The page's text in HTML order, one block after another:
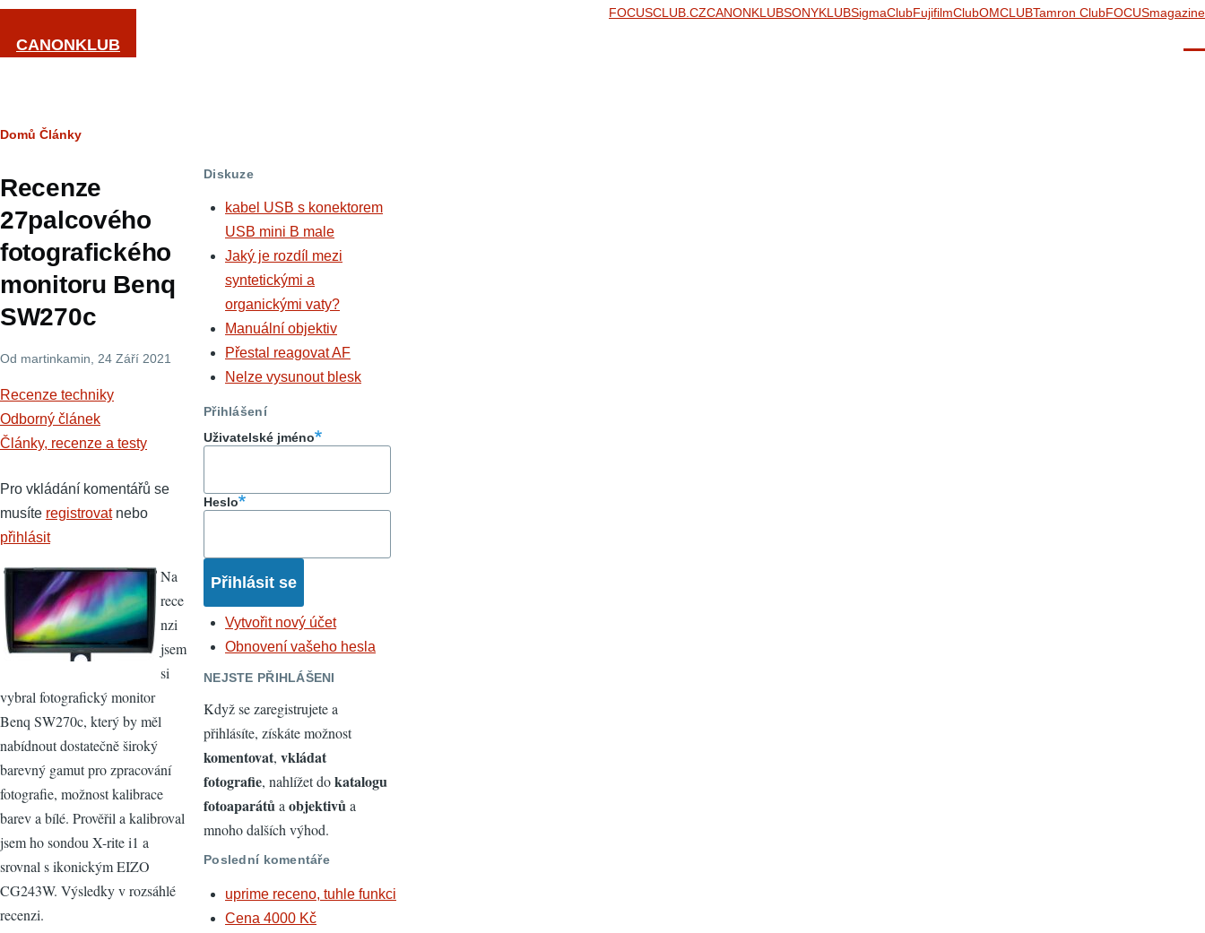
Přejít k hlavnímu obsahu
CANONKLUB
FOCUSCLUB.CZCANONKLUBSONYKLUBSigmaClubFujifilmClubOMCLUBTamron ClubFOCUSmagazine
Drobečková
Domů Články
Recenze
27palcového
fotografického
monitoru Benq
SW270c
Od martinkamin , 24 Září 2021
Recenze techniky
Odborný článek
Články, recenze a testy
Pro vkládání komentářů se
musíte registrovatnebo
přihlásit
Na
rece
nzi
jsem
si
vybral fotografický monitor
Benq SW270c, který by měl
nabídnout dostatečně široký
barevný gamut pro zpracování
fotografie, možnost kalibrace
barev a bílé. Prověřil a kalibroval
jsem ho sondou X-rite i1 a
srovnal s ikonickým EIZO
CG243W. Výsledky v rozsáhlé
recenzi.
Diskuze
kabel USB s konektorem
USB mini B male
Jaký je rozdíl mezi
syntetickými a
organickými vaty?
Manuální objektiv
Přestal reagovat AF
Nelze vysunout blesk
Přihlášení
Uživatelské jméno
Heslo
Vytvořit nový účet
Obnovení vašeho hesla
NEJSTE PŘIHLÁŠENI
Když se zaregistrujete a
přihlásíte, získáte možnost
komentovat, vkládat
fotografie, nahlížet dokatalogu
fotoaparátůa objektivůa
mnoho dalších výhod.
Poslední komentáře
uprime receno, tuhle funkci
Cena 4000 Kč